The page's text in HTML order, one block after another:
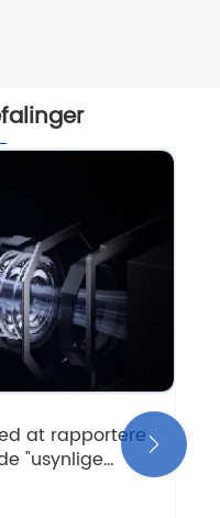
at rapportere
"usynlige
hver dag.
